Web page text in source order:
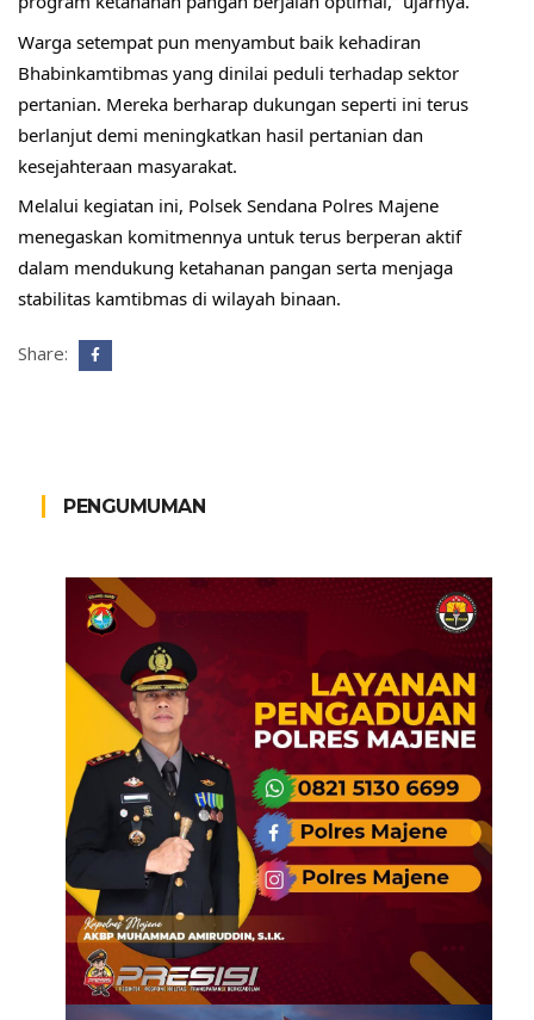
Warga setempat pun menyambut baik kehadiran
Bhabinkamtibmas yang dinilai peduli terhadap sektor
pertanian. Mereka berharap dukungan seperti ini terus
berlanjut demi meningkatkan hasil pertanian dan
kesejahteraan masyarakat.
Melalui kegiatan ini, Polsek Sendana Polres Majene
menegaskan komitmennya untuk terus berperan aktif
dalam mendukung ketahanan pangan serta menjaga
stabilitas kamtibmas di wilayah binaan.
Share:
PENGUMUMAN